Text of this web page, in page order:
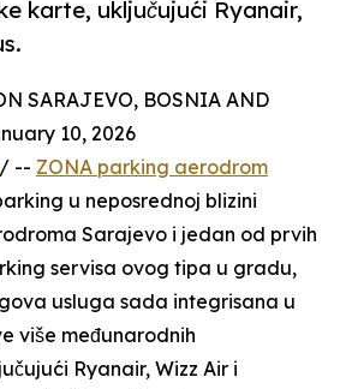
karte, uključujući Ryanair,
SARAJEVO, BOSNIA AND
10, 2026
/ -- ZONA parking aerodrom
u neposrednoj blizini
Sarajevo i jedan od prvih
servisa ovog tipa u gradu,
usluga sada integrisana u
više međunarodnih
Ryanair, Wizz Air i